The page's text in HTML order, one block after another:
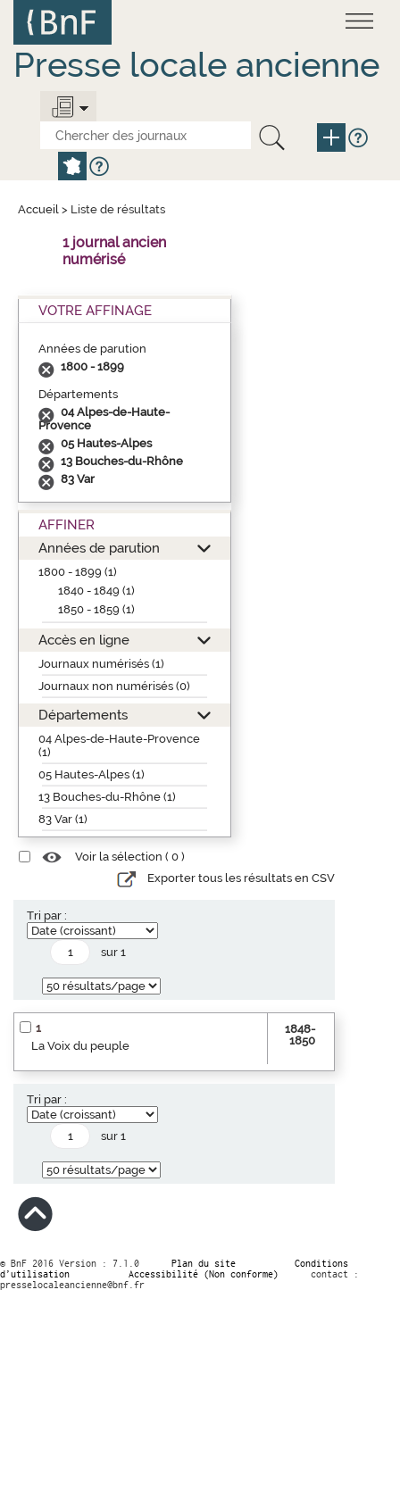
contenu
principal
Presse locale ancienne
Accueil > Liste de résultats
1 journal ancien
numérisé
VOTRE AFFINAGE
Années de parution
1800 - 1899
Départements
04 Alpes-de-Haute-
Provence
05 Hautes-Alpes
13 Bouches-du-Rhône
83 Var
AFFINER
Années de parution
1800 - 1899 (1)
1840 - 1849 (1)
1850 - 1859 (1)
Accès en ligne
Journaux numérisés (1)
Journaux non numérisés (0)
Départements
04 Alpes-de-Haute-Provence
(1)
05 Hautes-Alpes (1)
13 Bouches-du-Rhône (1)
83 Var (1)
Voir la sélection ( 0 )
Exporter tous les résultats en CSV
Tri par :
sur 1
1
La Voix du peuple
1848-
1850
Tri par :
sur 1
© BnF 2016 Version : 7.1.0 Plan du site
Conditions
d’utilisation
Accessibilité (Non conforme)
contact :
presselocaleancienne@bnf.fr
Panneau de gestion des cookies